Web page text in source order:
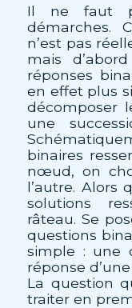
Il ne faut
démarches.
n’est pas
mais
réponses
en effet plus
décomposer
une
binaires
nœud, on
l’autre. Alors
solutions
râteau. Se
questions
simple : une
réponse
La question
traiter en